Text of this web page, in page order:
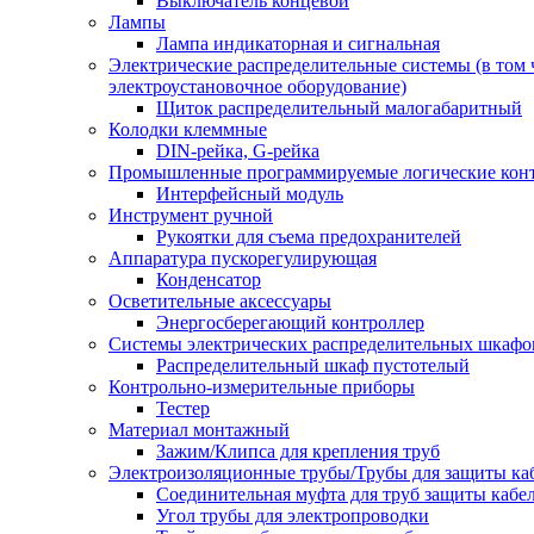
Лампы
Лампа индикаторная и сигнальная
Электрические распределительные системы (в том
электроустановочное оборудование)
Щиток распределительный малогабаритный
Колодки клеммные
DIN-рейка, G-рейка
Промышленные программируемые логические
Интерфейсный модуль
Инструмент ручной
Рукоятки для съема предохранителей
Аппаратура пускорегулирующая
Конденсатор
Осветительные аксессуары
Энергосберегающий контроллер
Системы электрических распределительных
Распределительный шкаф пустотелый
Контрольно-измерительные приборы
Тестер
Материал монтажный
Зажим/Клипса для крепления труб
Электроизоляционные трубы/Трубы для защиты
Соединительная муфта для труб защиты
Угол трубы для электропроводки